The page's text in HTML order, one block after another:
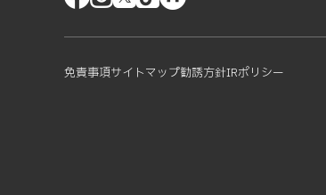
免責事項サイトマップ勧誘方針IRポリシー